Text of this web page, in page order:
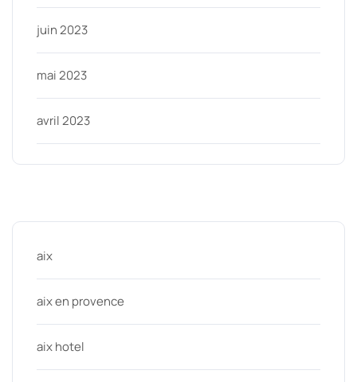
juin 2023
mai 2023
avril 2023
aix
aix en provence
aix hotel